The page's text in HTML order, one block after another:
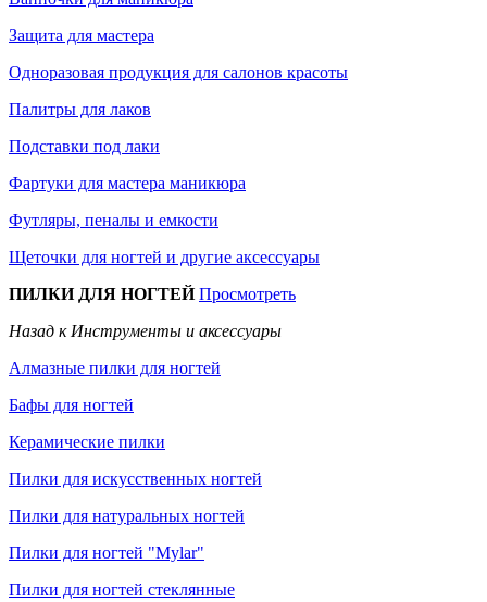
Защита для мастера
Одноразовая продукция для салонов красоты
Палитры для лаков
Подставки под лаки
Фартуки для мастера маникюра
Футляры, пеналы и емкости
Щеточки для ногтей и другие аксессуары
ПИЛКИ ДЛЯ НОГТЕЙПросмотреть
Назад к Инструменты и аксессуары
Алмазные пилки для ногтей
Бафы для ногтей
Керамические пилки
Пилки для искусственных ногтей
Пилки для натуральных ногтей
Пилки для ногтей "Mylar"
Пилки для ногтей стеклянные